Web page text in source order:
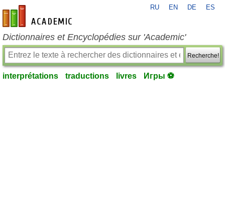
fr-academic.com
RU EN DE ES
Dictionnaires et Encyclopédies sur 'Academic'
Recherche!
interprétations traductions livres Игры ⚽